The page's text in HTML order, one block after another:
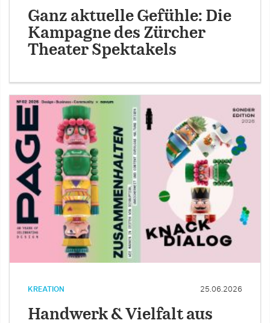
Ganz aktuelle Gefühle: Die
Kampagne des Zürcher
Theater Spektakels
KREATION 25.06.2026
Handwerk & Vielfalt aus